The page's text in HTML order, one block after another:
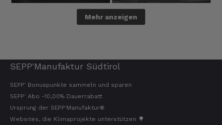
Mehr anzeigen
SEPP'Manufaktur Südtirol
SEPP' Bonuspunkte sammeln und sparen
SEPP' Abo -10,00% Dauerrabatt
Ursprung der SEPP'Manufaktur®
Websites, die Klimaprojekte unterstützen 🌳